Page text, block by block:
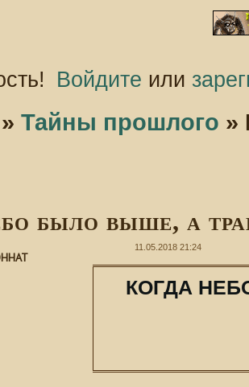
Войдите или
»Тайны прошлого »
было выше, а
11.05.2018 21:24
КОГДА